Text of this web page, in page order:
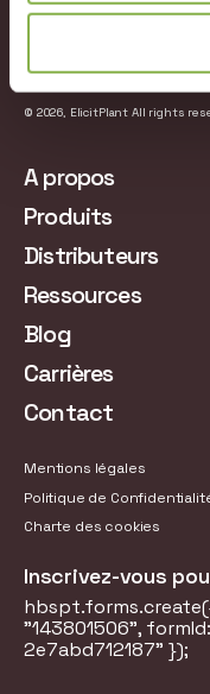
© 2026, ElicitPlant All rights
A propos
Produits
Distributeurs
Ressources
Blog
Carrières
Contact
Mentions légales
Politique de
Charte des cookies
Inscrivez-vous
"143801506",
2e7abd712187" });